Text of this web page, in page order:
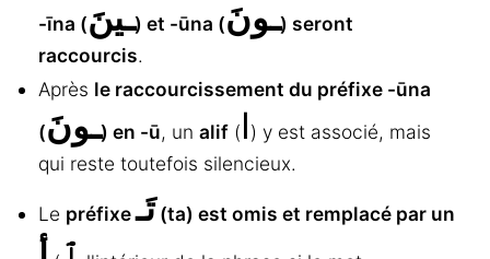
-īna (ـينَ) et -ūna (ـونَ) seront
raccourcis.
Après le raccourcissement du préfixe -ūna
(ـونَ) en -ū, un alif ( ) y est associé, mais
qui reste toutefois silencieux.
Le préfixeتَـ(ta) est omis et remplacé par un